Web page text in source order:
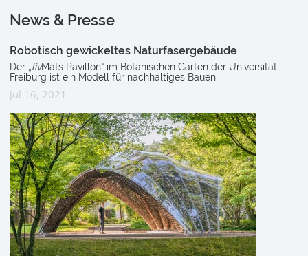
News & Presse
Robotisch gewickeltes Naturfasergebäude
Der „livMats Pavillon“ im Botanischen Garten der Universität
Freiburg ist ein Modell für nachhaltiges Bauen
Jul 16, 2021